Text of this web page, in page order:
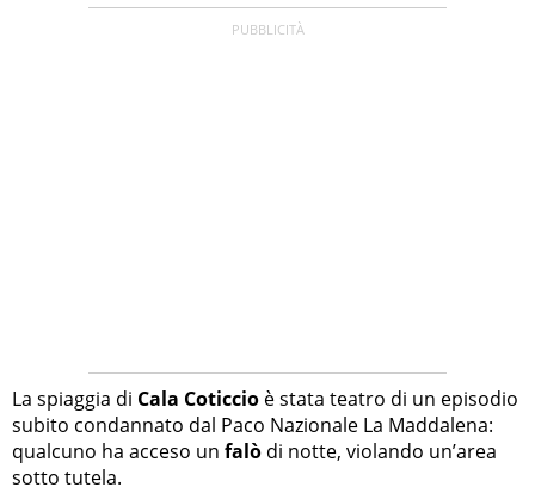
La spiaggia di Cala Coticcio è stata teatro di un episodio
subito condannato dal Paco Nazionale La Maddalena:
qualcuno ha acceso un falò di notte, violando un’area
sotto tutela.